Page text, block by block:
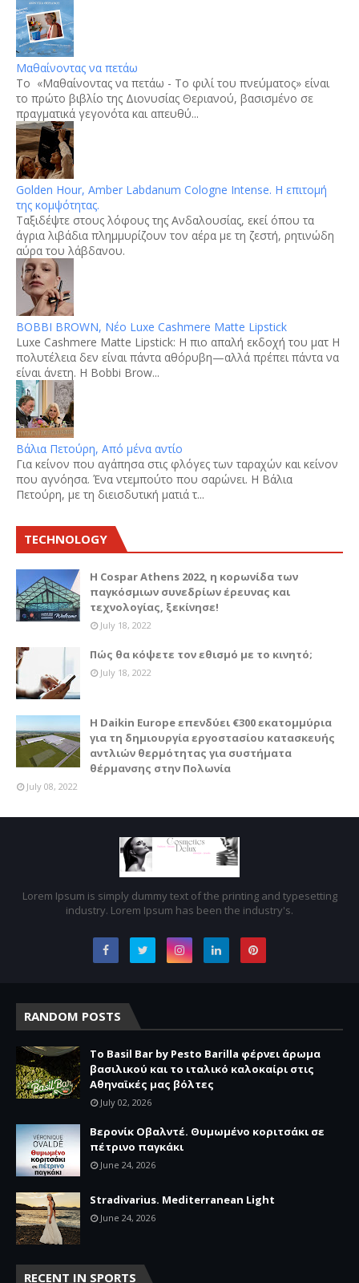
Μαθαίνοντας να πετάω
Το «Μαθαίνοντας να πετάω - Το φιλί του πνεύματος» είναι
το πρώτο βιβλίο της Διονυσίας Θεριανού, βασισμένο σε
πραγματικά γεγονότα και απευθύ...
Golden Hour, Amber Labdanum Cologne Intense. Η επιτομή
της κομψότητας.
Tαξιδέψτε στους λόφους της Ανδαλουσίας, εκεί όπου τα
άγρια λιβάδια πλημμυρίζουν τον αέρα με τη ζεστή, ρητινώδη
αύρα του λάβδανου.
BOBBI BROWN, Νέο Luxe Cashmere Matte Lipstick
Luxe Cashmere Matte Lipstick: Η πιο απαλή εκδοχή του ματ Η
πολυτέλεια δεν είναι πάντα αθόρυβη—αλλά πρέπει πάντα να
είναι άνετη. Η Bobbi Brow...
Βάλια Πετούρη, Από μένα αντίο
Για κείνον που αγάπησα στις φλόγες των ταραχών και κείνον
που αγνόησα. Ένα ντεμπούτο που σαρώνει. Η Βάλια
Πετούρη, με τη διεισδυτική ματιά τ...
TECHNOLOGY
Η Cospar Athens 2022, η κορωνίδα των
παγκόσμιων συνεδρίων έρευνας και
τεχνολογίας, ξεκίνησε!
July 18, 2022
Πώς θα κόψετε τον εθισμό με το κινητό;
July 18, 2022
Η Daikin Europe επενδύει €300 εκατομμύρια
για τη δημιουργία εργοστασίου κατασκευής
αντλιών θερμότητας για συστήματα
θέρμανσης στην Πολωνία
July 08, 2022
Lorem Ipsum is simply dummy text of the printing and typesetting
industry. Lorem Ipsum has been the industry's.
RANDOM POSTS
Το Basil Bar by Pesto Barilla φέρνει άρωμα
βασιλικού και το ιταλικό καλοκαίρι στις
Αθηναϊκές μας βόλτες
July 02, 2026
Βερονίκ Οβαλντέ. Θυμωμένο κοριτσάκι σε
πέτρινο παγκάκι
June 24, 2026
Stradivarius. Mediterranean Light
June 24, 2026
RECENT IN SPORTS